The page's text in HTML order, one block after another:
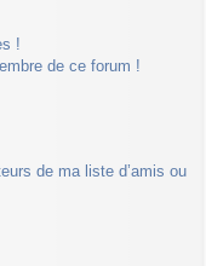
!
de ce forum !
de ma liste d’amis ou